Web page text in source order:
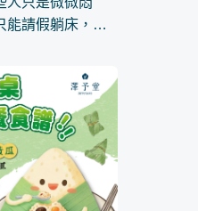
能請假躺床，甚
至是潛在婦科...